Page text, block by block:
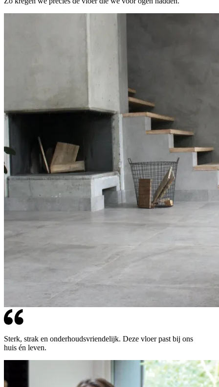
Sterk, strak en onderhoudsvriendelijk. Deze vloer past bij ons
huis én leven.